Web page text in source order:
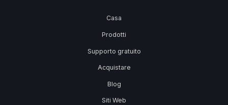
Casa
Prodotti
Supporto gratuito
Acquistare
Blog
Siti Web